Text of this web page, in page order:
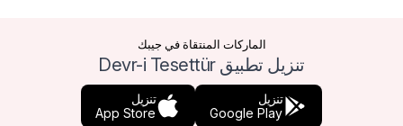
الماركات المنتقاة في جيبك
تنزيل تطبيق Devr-i Tesettür
تنزيل
Google Play
تنزيل
App Store